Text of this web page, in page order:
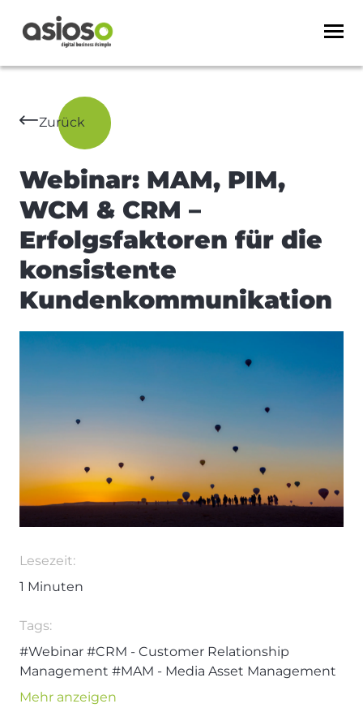
Zurück
Webinar: MAM, PIM,
WCM & CRM –
Erfolgsfaktoren für die
konsistente
Kundenkommunikation
Lesezeit:
1 Minuten
Tags:
#Webinar #CRM - Customer Relationship
Management #MAM - Media Asset Management
#Marketing Automation
Information Management
Mehr anzeigen